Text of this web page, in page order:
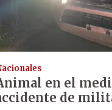
en el
de